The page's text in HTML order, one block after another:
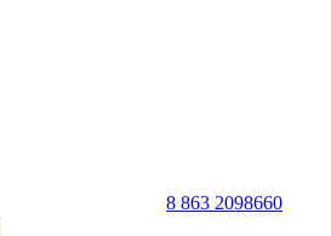
8 863 2098660